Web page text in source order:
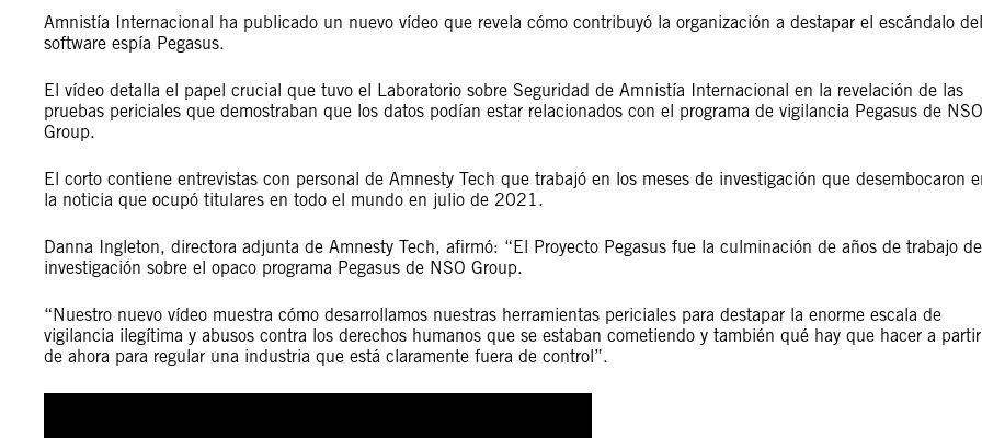
Amnistía Internacional ha publicado un nuevo vídeo que revela cómo contribuyó la organización a destapar el escándalo del
software espía Pegasus.
El vídeo detalla el papel crucial que tuvo el Laboratorio sobre Seguridad de Amnistía Internacional en la revelación de las
pruebas periciales que demostraban que los datos podían estar relacionados con el programa de vigilancia Pegasus de NSO
Group.
El corto contiene entrevistas con personal de Amnesty Tech que trabajó en los meses de investigación que desembocaron
la noticia que ocupó titulares en todo el mundo en julio de 2021.
Danna Ingleton, directora adjunta de Amnesty Tech, afirmó: “El Proyecto Pegasus fue la culminación de años de trabajo de
investigación sobre el opaco programa Pegasus de NSO Group.
“Nuestro nuevo vídeo muestra cómo desarrollamos nuestras herramientas periciales para destapar la enorme escala de
vigilancia ilegítima y abusos contra los derechos humanos que se estaban cometiendo y también qué hay que hacer a partir
de ahora para regular una industria que está claramente fuera de control”.